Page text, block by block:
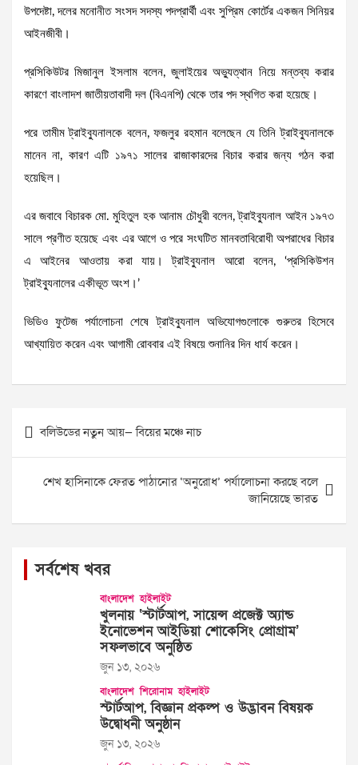
উপদেষ্টা, দলের মনোনীত সংসদ সদস্য পদপ্রার্থী এবং সুপ্রিম কোর্টের একজন সিনিয়র
আইনজীবী।
প্রসিকিউটর মিজানুল ইসলাম বলেন, জুলাইয়ের অভ্যুত্থান নিয়ে মন্তব্য করার
কারণে বাংলাদশ জাতীয়তাবাদী দল (বিএনপি) থেকে তার পদ স্থগিত করা হয়েছে।
পরে তামীম ট্রাইব্যুনালকে বলেন, ফজলুর রহমান বলেছেন যে তিনি ট্রাইব্যুনালকে
মানেন না, কারণ এটি ১৯৭১ সালের রাজাকারদের বিচার করার জন্য গঠন করা
হয়েছিল।
এর জবাবে বিচারক মো. মুহিতুল হক আনাম চৌধুরী বলেন, ট্রাইব্যুনাল আইন ১৯৭৩
সালে প্রণীত হয়েছে এবং এর আগে ও পরে সংঘটিত মানবতাবিরোধী অপরাধের বিচার
এ আইনের আওতায় করা যায়। ট্রাইব্যুনাল আরো বলেন, ‘প্রসিকিউশন
ট্রাইব্যুনালের একীভূত অংশ।’
ভিডিও ফুটেজ পর্যালোচনা শেষে ট্রাইব্যুনাল অভিযোগগুলোকে গুরুতর হিসেবে
আখ্যায়িত করেন এবং আগামী রোববার এই বিষয়ে শুনানির দিন ধার্য করেন।
Post
navigation
বলিউডের নতুন আয়— বিয়ের মঞ্চে নাচ
শেখ হাসিনাকে ফেরত পাঠানোর ‘অনুরোধ’ পর্যালোচনা করছে বলে
জানিয়েছে ভারত
সর্বশেষ খবর
বাংলাদেশ হাইলাইট
খুলনায় ‘স্টার্টআপ, সায়েন্স প্রজেক্ট অ্যান্ড
ইনোভেশন আইডিয়া শোকেসিং প্রোগ্রাম’
সফলভাবে অনুষ্ঠিত
জুন ১৩, ২০২৬
বাংলাদেশ শিরোনাম হাইলাইট
স্টার্টআপ, বিজ্ঞান প্রকল্প ও উদ্ভাবন বিষয়ক
উদ্বোধনী অনুষ্ঠান
জুন ১৩, ২০২৬